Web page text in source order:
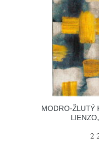
MODRO-ŽLUTÝ
2